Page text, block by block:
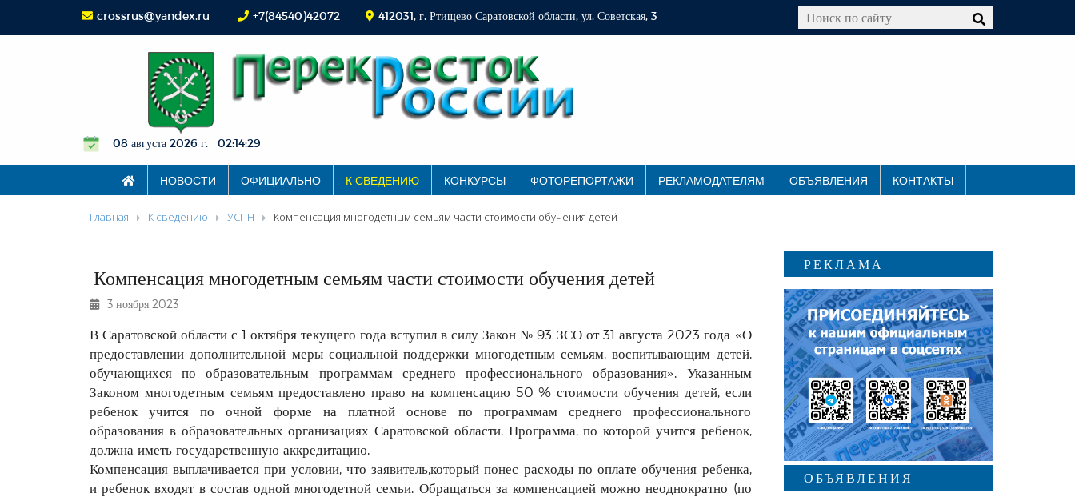
crossrus@yandex.ru +7(84540)42072 412031, г. Ртищево Саратовской области, ул. Советская, 3
08 августа 2026 г. 02:14:29
НОВОСТИ ОФИЦИАЛЬНО К СВЕДЕНИЮ КОНКУРСЫ ФОТОРЕПОРТАЖИ РЕКЛАМОДАТЕЛЯМ ОБЪЯВЛЕНИЯ КОНТАКТЫ
Главная К сведению УСПН Компенсация многодетным семьям части стоимости обучения детей
Компенсация многодетным семьям части стоимости обучения детей
3 ноября 2023
В Саратовской области с 1 октября текущего года вступил в силу Закон № 93-ЗСО от 31 августа 2023 года «О
предоставлении дополнительной меры социальной поддержки многодетным семьям, воспитывающим детей,
обучающихся по образовательным программам среднего профессионального образования». Указанным
Законом многодетным семьям предоставлено право на компенсацию 50 % стоимости обучения детей, если
ребенок учится по очной форме на платной основе по программам среднего профессионального
образования в образовательных организациях Саратовской области. Программа, по которой учится ребенок,
должна иметь государственную аккредитацию.
Компенсация выплачивается при условии, что заявитель,который понес расходы по оплате обучения ребенка,
и ребенок входят в состав одной многодетной семьи. Обращаться за компенсацией можно неоднократно (по
РЕКЛАМА
ОБЪЯВЛЕНИЯ